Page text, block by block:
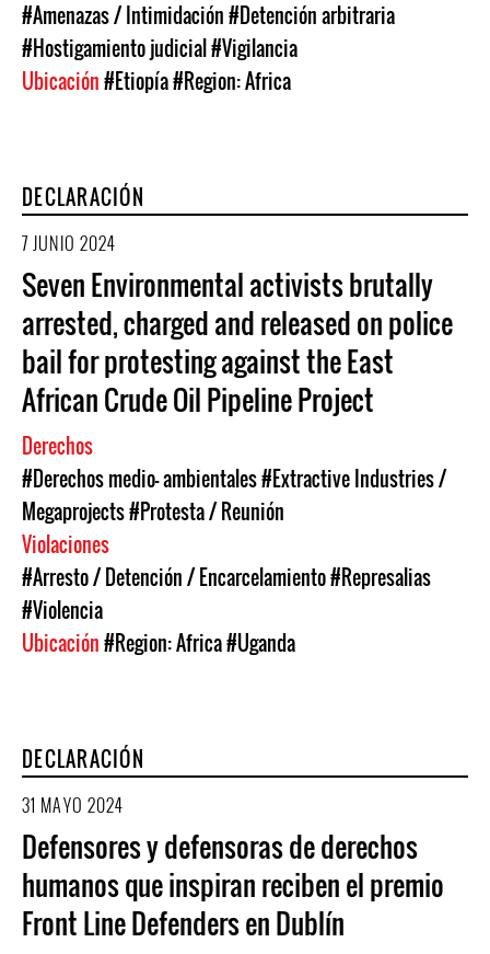
#Amenazas / Intimidación#Detención arbitraria
#Hostigamiento judicial#Vigilancia
Ubicación#Etiopía#Region: Africa
DECLARACIÓN
7 JUNIO 2024
Seven Environmental activists brutally
arrested, charged and released on police
bail for protesting against the East
African Crude Oil Pipeline Project
Derechos
#Derechos medio- ambientales#Extractive Industries /
Megaprojects#Protesta / Reunión
Violaciones
#Arresto / Detención / Encarcelamiento#Represalias
#Violencia
Ubicación#Region: Africa#Uganda
DECLARACIÓN
31 MAYO 2024
Defensores y defensoras de derechos
humanos que inspiran reciben el premio
Front Line Defenders en Dublín